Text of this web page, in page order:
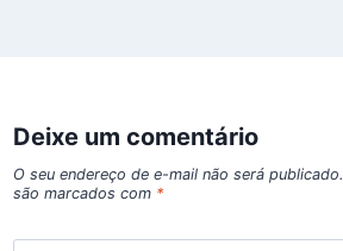
Deixe um comentário
O seu endereço de e-mail não será publicado.
são marcados com *